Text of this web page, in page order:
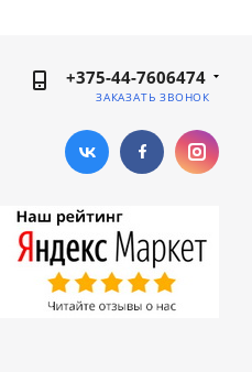
+375-44-7606474
ЗАКАЗАТЬ ЗВОНОК